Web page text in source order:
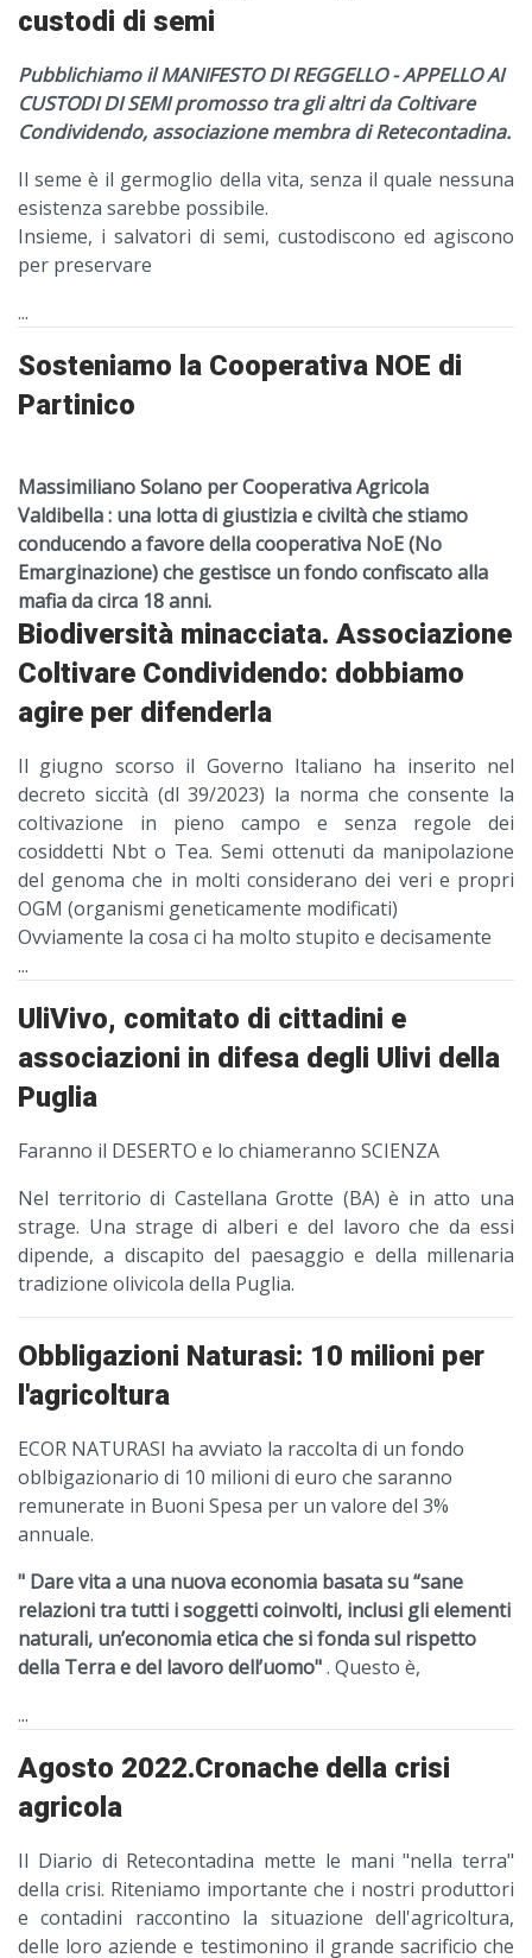
custodi di semi
Pubblichiamo il MANIFESTO DI REGGELLO - APPELLO AI
CUSTODI DI SEMI promosso tra gli altri da Coltivare
Condividendo, associazione membra di Retecontadina.
Il seme è il germoglio della vita, senza il quale nessuna
esistenza sarebbe possibile.
Insieme, i salvatori di semi, custodiscono ed agiscono
per preservare
...
Sosteniamo la Cooperativa NOE di
Partinico
Massimiliano Solano per Cooperativa Agricola
Valdibella : una lotta di giustizia e civiltà che stiamo
conducendo a favore della cooperativa NoE (No
Emarginazione) che gestisce un fondo confiscato alla
mafia da circa 18 anni.
Biodiversità minacciata. Associazione
Coltivare Condividendo: dobbiamo
agire per difenderla
Il giugno scorso il Governo Italiano ha inserito nel
decreto siccità (dl 39/2023) la norma che consente la
coltivazione in pieno campo e senza regole dei
cosiddetti Nbt o Tea. Semi ottenuti da manipolazione
del genoma che in molti considerano dei veri e propri
OGM (organismi geneticamente modificati)
Ovviamente la cosa ci ha molto stupito e decisamente
...
UliVivo, comitato di cittadini e
associazioni in difesa degli Ulivi della
Puglia
Faranno il DESERTO e lo chiameranno SCIENZA
Nel territorio di Castellana Grotte (BA) è in atto una
strage. Una strage di alberi e del lavoro che da essi
dipende, a discapito del paesaggio e della millenaria
tradizione olivicola della Puglia.
Obbligazioni Naturasi: 10 milioni per
l'agricoltura
ECOR NATURASI ha avviato la raccolta di un fondo
oblbigazionario di 10 milioni di euro che saranno
remunerate in Buoni Spesa per un valore del 3%
annuale.
" Dare vita a una nuova economia basata su “sane
relazioni tra tutti i soggetti coinvolti, inclusi gli elementi
naturali, un’economia etica che si fonda sul rispetto
della Terra e del lavoro dell’uomo". Questo è,
...
Agosto 2022.Cronache della crisi
agricola
Il Diario di Retecontadina mette le mani "nella terra"
della crisi. Riteniamo importante che i nostri produttori
e contadini raccontino la situazione dell'agricoltura,
delle loro aziende e testimonino il grande sacrificio che